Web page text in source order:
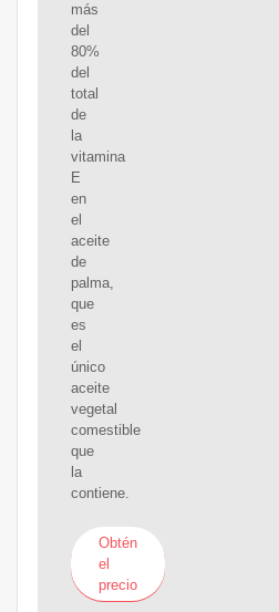
más
del
80%
del
total
de
la
vitamina
E
en
el
aceite
de
palma,
que
es
el
único
aceite
vegetal
comestible
que
la
contiene.
Obtén
el
precio